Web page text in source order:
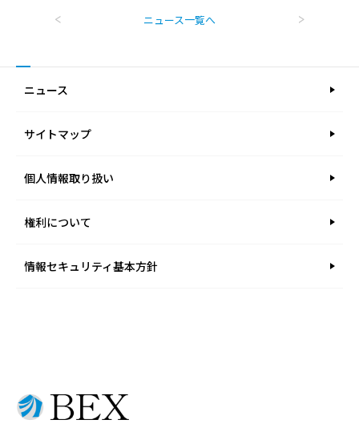
< ニュース一覧へ >
ニュース
サイトマップ
個人情報取り扱い
権利について
情報セキュリティ基本方針